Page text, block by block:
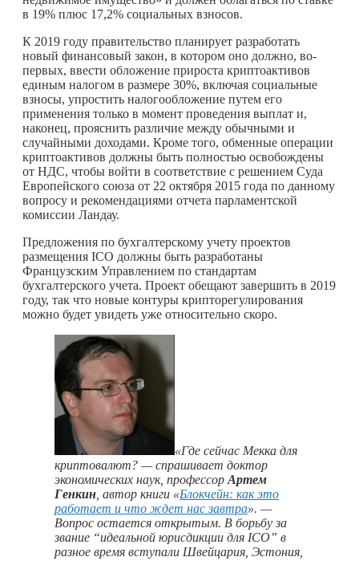
в 19% плюс 17,2% социальных взносов.
К 2019 году правительство планирует разработать
новый финансовый закон, в котором оно должно, во-
первых, ввести обложение прироста криптоактивов
единым налогом в размере 30%, включая социальные
взносы, упростить налогообложение путем его
применения только в момент проведения выплат и,
наконец, прояснить различие между обычными и
случайными доходами. Кроме того, обменные операции
криптоактивов должны быть полностью освобождены
от НДС, чтобы войти в соответствие с решением Суда
Европейского союза от 22 октября 2015 года по данному
вопросу и рекомендациями отчета парламентской
комиссии Ландау.
Предложения по бухгалтерскому учету проектов
размещения ICO должны быть разработаны
Французским Управлением по стандартам
бухгалтерского учета. Проект обещают завершить в 2019
году, так что новые контуры крипторегулирования
можно будет увидеть уже относительно скоро.
«Где сейчас Мекка для
криптовалют? — спрашивает доктор
экономических наук, профессор Артем
Генкин , автор книги «Блокчейн: как это
работает и что ждет нас завтра». —
Вопрос остается открытым. В борьбу за
звание “идеальной юрисдикции для ICO” в
разное время вступали Швейцария, Эстония,